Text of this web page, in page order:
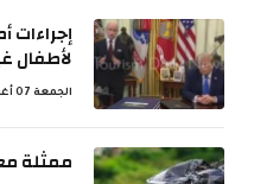
إجراءات
لأطفال
الجمعة 07 أغسطس 11:10 م
ممثلة